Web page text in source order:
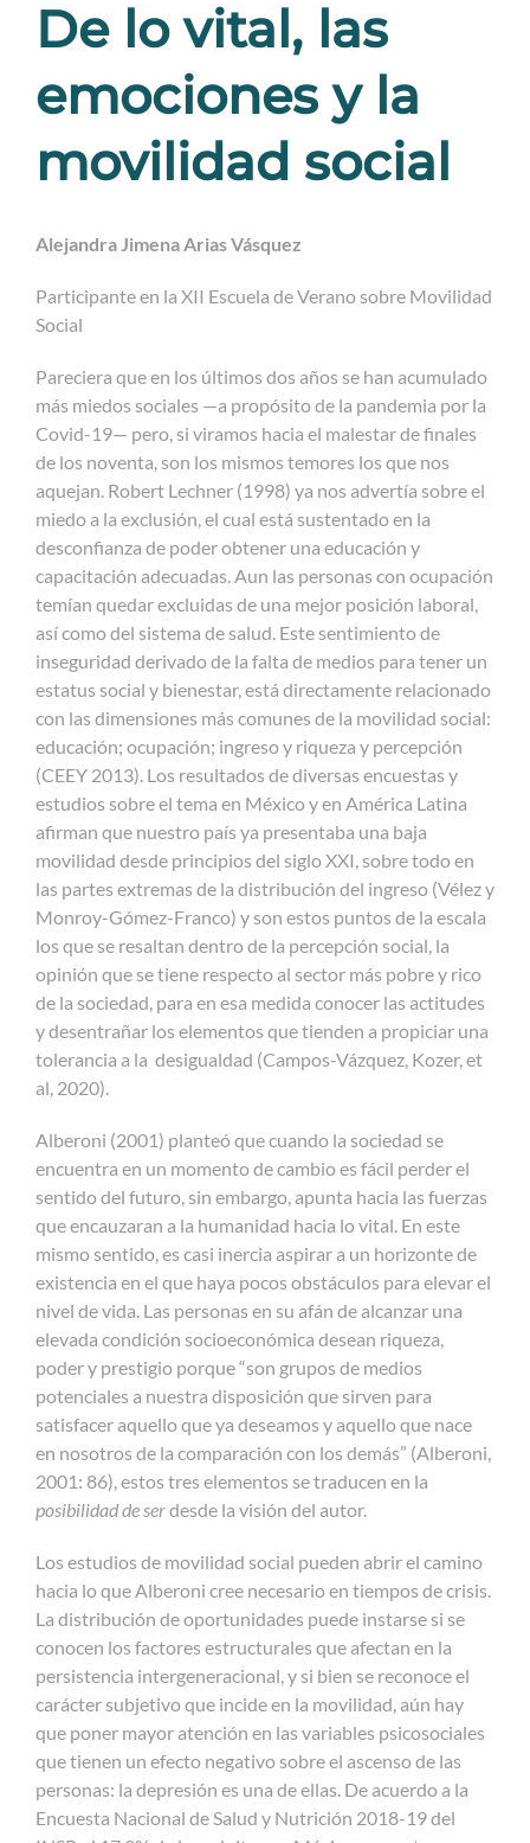
De lo vital, las
emociones y la
movilidad social
Alejandra Jimena Arias Vásquez
Participante en la XII Escuela de Verano sobre Movilidad
Social
Pareciera que en los últimos dos años se han acumulado
más miedos sociales —a propósito de la pandemia por la
Covid-19— pero, si viramos hacia el malestar de finales
de los noventa, son los mismos temores los que nos
aquejan. Robert Lechner (1998) ya nos advertía sobre el
miedo a la exclusión, el cual está sustentado en la
desconfianza de poder obtener una educación y
capacitación adecuadas. Aun las personas con ocupación
temían quedar excluidas de una mejor posición laboral,
así como del sistema de salud. Este sentimiento de
inseguridad derivado de la falta de medios para tener un
estatus social y bienestar, está directamente relacionado
con las dimensiones más comunes de la movilidad social:
educación; ocupación; ingreso y riqueza y percepción
(CEEY 2013). Los resultados de diversas encuestas y
estudios sobre el tema en México y en América Latina
afirman que nuestro país ya presentaba una baja
movilidad desde principios del siglo XXI, sobre todo en
las partes extremas de la distribución del ingreso (Vélez y
Monroy-Gómez-Franco) y son estos puntos de la escala
los que se resaltan dentro de la percepción social, la
opinión que se tiene respecto al sector más pobre y rico
de la sociedad, para en esa medida conocer las actitudes
y desentrañar los elementos que tienden a propiciar una
tolerancia a la desigualdad (Campos-Vázquez, Kozer, et
al, 2020).
Alberoni (2001) planteó que cuando la sociedad se
encuentra en un momento de cambio es fácil perder el
sentido del futuro, sin embargo, apunta hacia las fuerzas
que encauzaran a la humanidad hacia lo vital. En este
mismo sentido, es casi inercia aspirar a un horizonte de
existencia en el que haya pocos obstáculos para elevar el
nivel de vida. Las personas en su afán de alcanzar una
elevada condición socioeconómica desean riqueza,
poder y prestigio porque “son grupos de medios
potenciales a nuestra disposición que sirven para
satisfacer aquello que ya deseamos y aquello que nace
en nosotros de la comparación con los demás” (Alberoni,
2001: 86), estos tres elementos se traducen en la
posibilidad de serdesde la visión del autor.
Los estudios de movilidad social pueden abrir el camino
hacia lo que Alberoni cree necesario en tiempos de crisis.
La distribución de oportunidades puede instarse si se
conocen los factores estructurales que afectan en la
persistencia intergeneracional, y si bien se reconoce el
carácter subjetivo que incide en la movilidad, aún hay
que poner mayor atención en las variables psicosociales
que tienen un efecto negativo sobre el ascenso de las
personas: la depresión es una de ellas. De acuerdo a la
Encuesta Nacional de Salud y Nutrición 2018-19 del